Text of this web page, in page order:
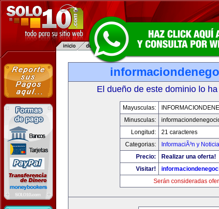
El dueño de este dominio lo
Mayusculas:
Minusculas:
Longitud:
21 caracteres
Categorias:
InformaciÃ³n y
Precio:
Realizar una oferta!
Visitar!
Serán consideradas